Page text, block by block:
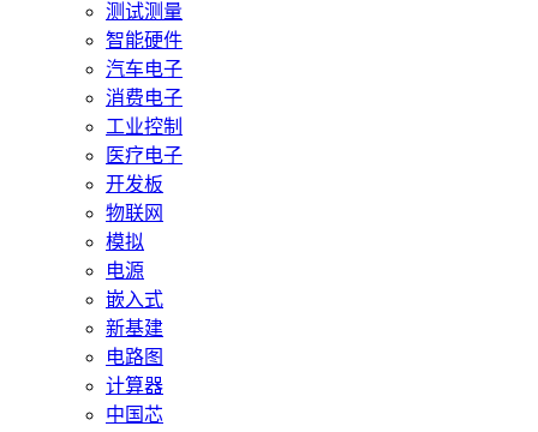
测试测量
智能硬件
汽车电子
消费电子
工业控制
医疗电子
开发板
物联网
模拟
电源
嵌入式
新基建
电路图
计算器
中国芯